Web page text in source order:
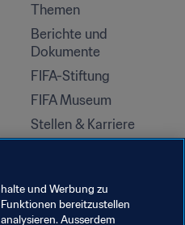
Themen
Berichte und
Dokumente
FIFA-Stiftung
FIFA Museum
Stellen & Karriere
und Werbung zu
bereitzustellen
Ausserdem